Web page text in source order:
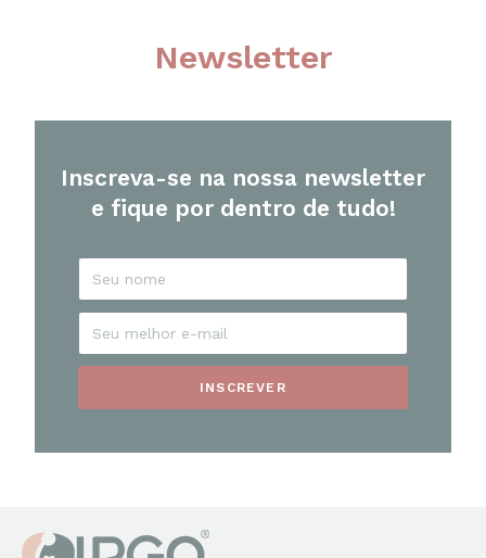
Newsletter
Inscreva-se na nossa newsletter
e fique por dentro de tudo!
INSCREVER